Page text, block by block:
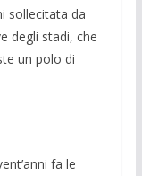
sollecitata da
degli stadi, che
un polo di
fa le